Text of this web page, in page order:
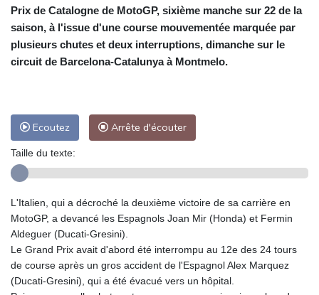
Prix de Catalogne de MotoGP, sixième manche sur 22 de la
saison, à l'issue d'une course mouvementée marquée par
plusieurs chutes et deux interruptions, dimanche sur le
circuit de Barcelona-Catalunya à Montmelo.
Ecoutez Arrête d'écouter
Taille du texte:
L'Italien, qui a décroché la deuxième victoire de sa carrière en
MotoGP, a devancé les Espagnols Joan Mir (Honda) et Fermin
Aldeguer (Ducati-Gresini).
Le Grand Prix avait d'abord été interrompu au 12e des 24 tours
de course après un gros accident de l'Espagnol Alex Marquez
(Ducati-Gresini), qui a été évacué vers un hôpital.